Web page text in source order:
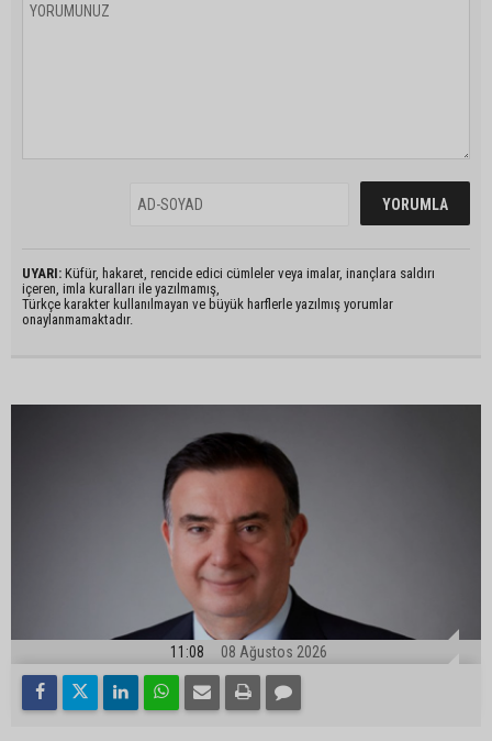
UYARI: Küfür, hakaret, rencide edici cümleler veya imalar, inançlara saldırı
içeren, imla kuralları ile yazılmamış,
Türkçe karakter kullanılmayan ve büyük harflerle yazılmış yorumlar
onaylanmamaktadır.
11:08 08 Ağustos 2026